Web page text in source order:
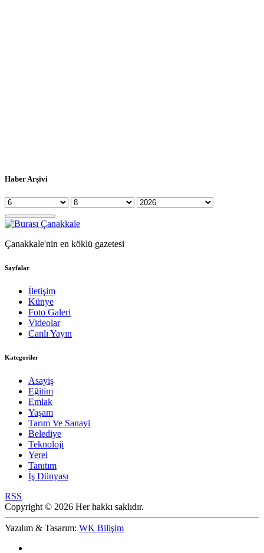
Haber Arşivi
Çanakkale'nin en köklü gazetesi
Sayfalar
İletişim
Künye
Foto Galeri
Videolar
Canlı Yayın
Kategoriler
Asayiş
Eğitim
Emlak
Yaşam
Tarım Ve Sanayi
Belediye
Teknoloji
Yerel
Tanıtım
İş Dünyası
RSS
Copyright © 2026 Her hakkı saklıdır.
Yazılım & Tasarım: WK Bilişim